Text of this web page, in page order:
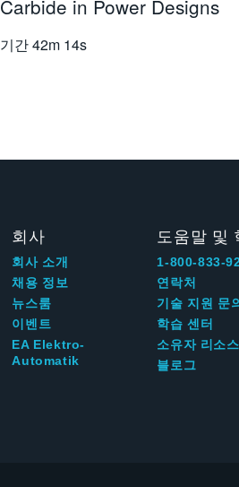
Carbide in Power Designs
기간42m 14s
회사
회사 소개
채용 정보
뉴스룸
이벤트
EA Elektro-
Automatik
도움말 및
1-800-833-
연락처
기술 지원 문
학습 센터
소유자 리소스
블로그